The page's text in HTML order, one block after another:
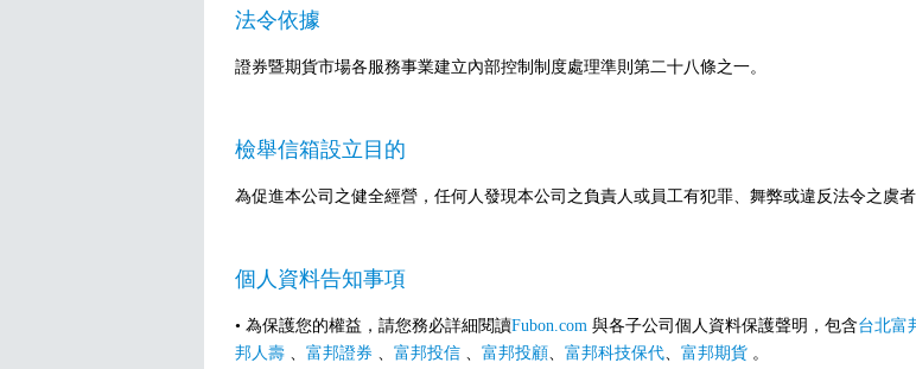
法令依據
證券暨期貨市場各服務事業建立內部控制制度處理準則第二十八條之一。
檢舉信箱設立目的
為促進本公司之健全經營，任何人發現本公司之負責人或員工有犯罪、舞弊或違反法令之虞者
個人資料告知事項
• 為保護您的權益，請您務必詳細閱讀Fubon.com 與各子公司個人資料保護聲明，包含台北富
邦人壽 、 富邦證券 、 富邦投信 、 富邦投顧、 富邦科技保代、 富邦期貨 。